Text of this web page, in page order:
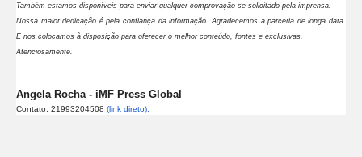
Também estamos disponíveis para enviar qualquer comprovação se solicitado pela imprensa.
Nossa maior dedicação é pela confiança da informação. Agradecemos a parceria de longa data.
E nos colocamos à disposição para oferecer o melhor conteúdo, fontes e exclusivas.
Atenciosamente.
Angela Rocha - iMF Press Global
Contato: 21993204508 (link direto).